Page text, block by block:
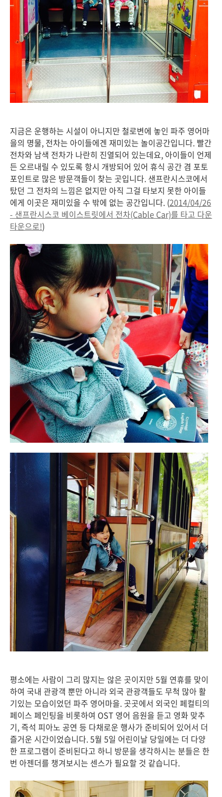
지금은 운행하는 시설이 아니지만 철로변에 놓인 파주 영어마
을의 명물, 전차는 아이들에겐 재미있는 놀이공간입니다. 빨간
전차와 남색 전차가 나란히 진열되어 있는데요, 아이들이 언제
든 오르내릴 수 있도록 항시 개방되어 있어 휴식 공간 겸 포토
포인트로 많은 방문객들이 찾는 곳입니다. 샌프란시스코에서
탔던 그 전차의 느낌은 없지만 아직 그걸 타보지 못한 아이들
에게 이곳은 재미있을 수 밖에 없는 공간입니다. (2014/04/26
- 샌프란시스코 베이스트릿에서 전차(Cable Car)를 타고 다운
타운으로!)
평소에는 사람이 그리 많지는 않은 곳이지만 5월 연휴를 맞이
하여 국내 관광객 뿐만 아니라 외국 관광객들도 무척 많아 활
기있는 모습이었던 파주 영어마을. 곳곳에서 외국인 페컬티의
페이스 페인팅을 비롯하여 OST 영어 음원을 듣고 영화 맞추
기, 즉석 피아노 공연 등 다채로운 행사가 준비되어 있어서 더
즐거운 시간이었습니다. 5월 5일 어린이날 당일에는 더 다양
한 프로그램이 준비된다고 하니 방문을 생각하시는 분들은 한
번 아젠더를 챙겨보시는 센스가 필요할 것 같습니다.